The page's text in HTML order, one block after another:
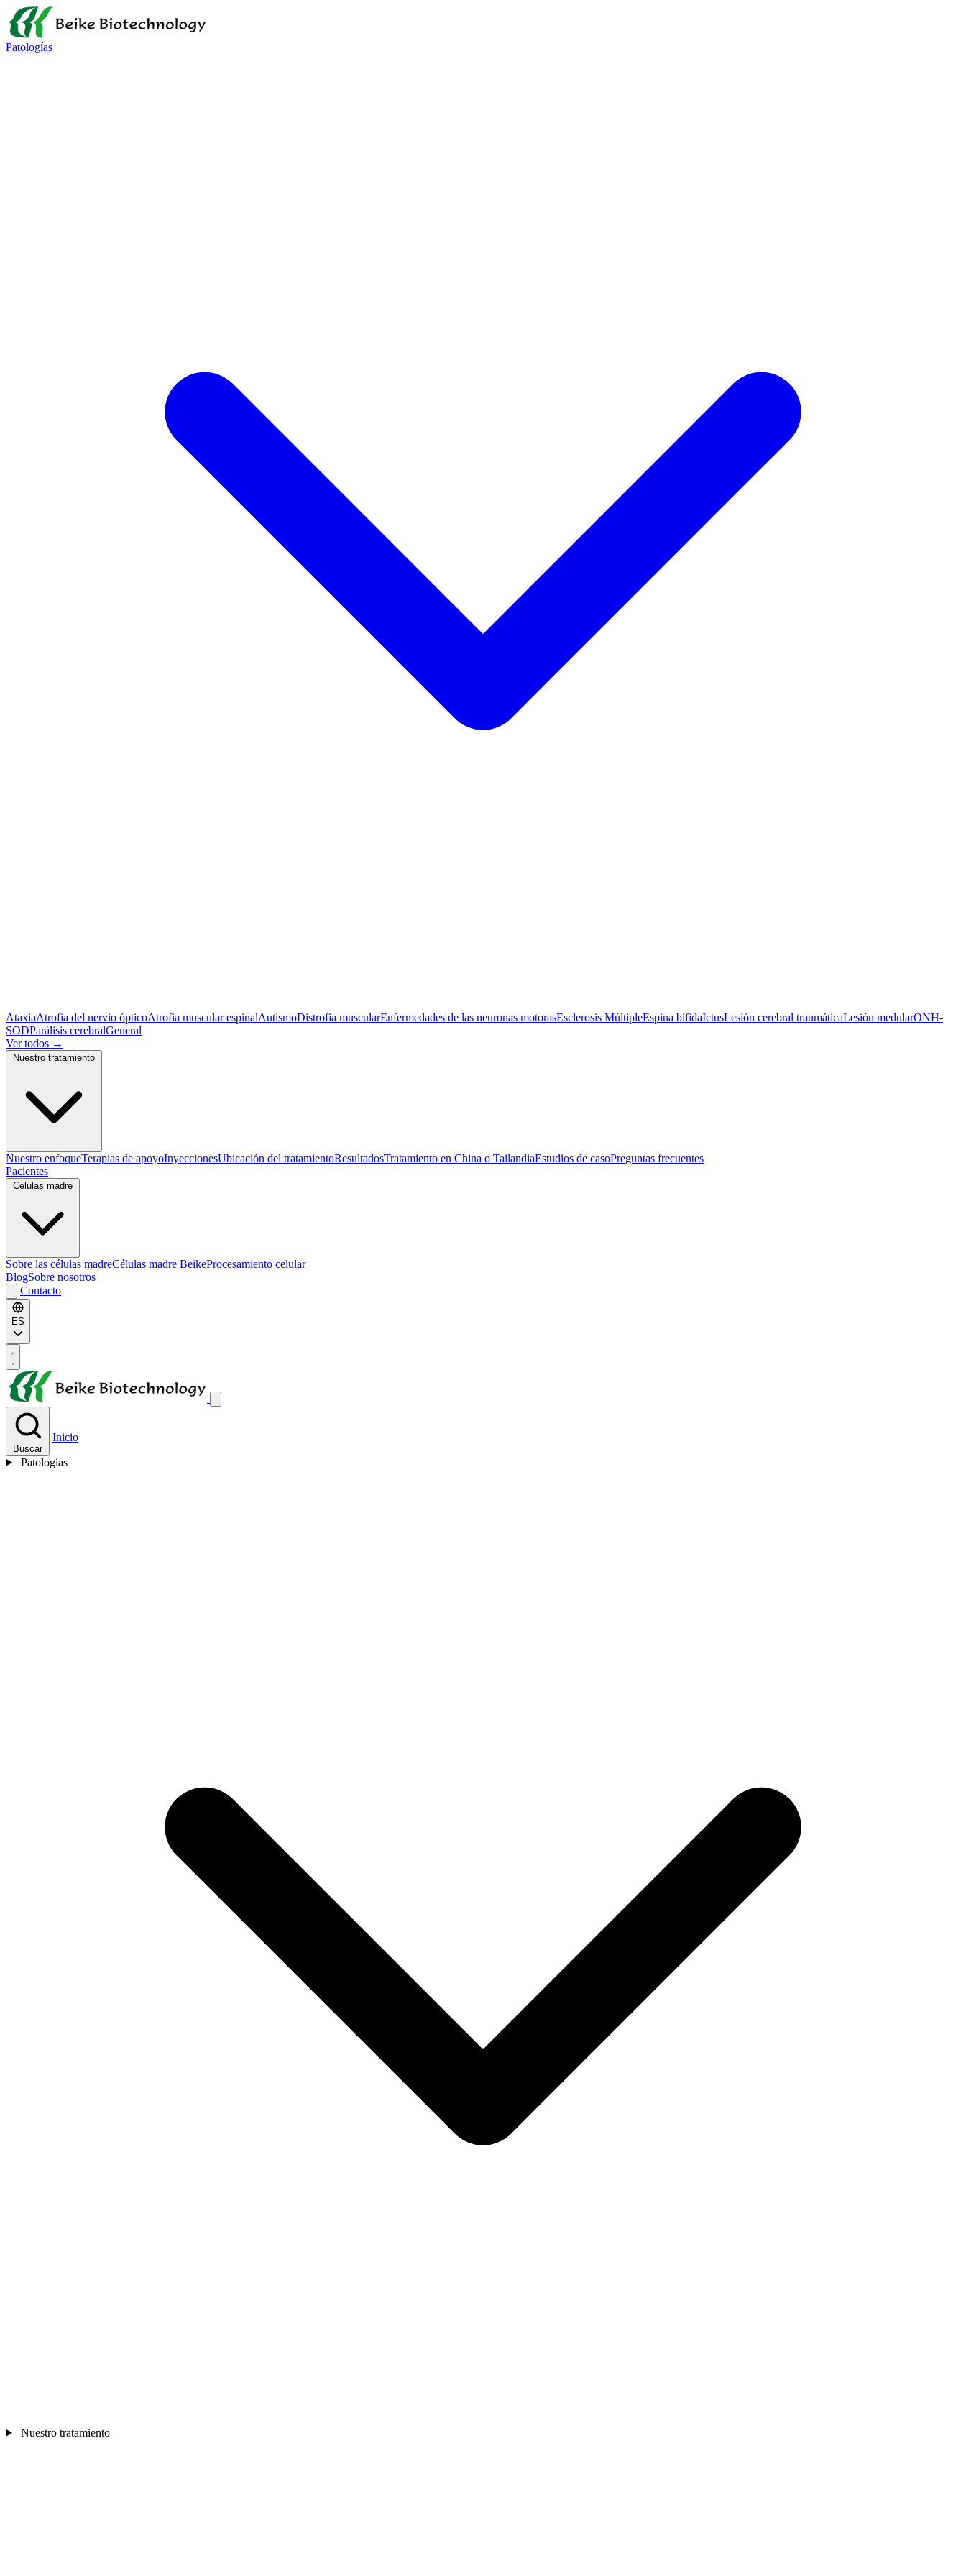
Patologías
AtaxiaAtrofia del nervio ópticoAtrofia muscular espinalAutismoDistrofia muscularEnfermedades de las neuronas motorasEsclerosis MúltipleEspina bífidaIctusLesión cerebral traumáticaLesión medularONH-
SODParálisis cerebralGeneral
Ver todos →
Nuestro enfoqueTerapias de apoyoInyeccionesUbicación del tratamientoResultadosTratamiento en China o TailandiaEstudios de casoPreguntas frecuentes
Pacientes
Sobre las células madreCélulas madre BeikeProcesamiento celular
BlogSobre nosotros
Contacto
ES
Buscar
Inicio
Patologías
Nuestro tratamiento